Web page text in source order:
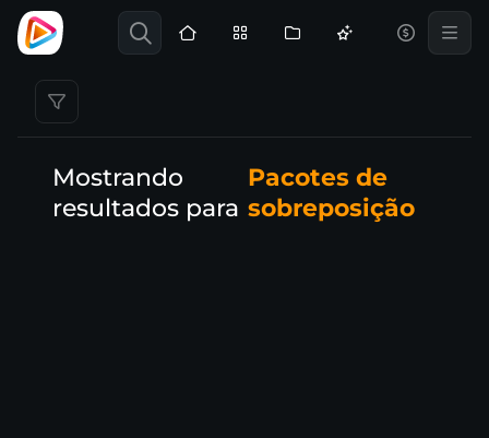
Mostrando
resultados para
Pacotes de
sobreposição